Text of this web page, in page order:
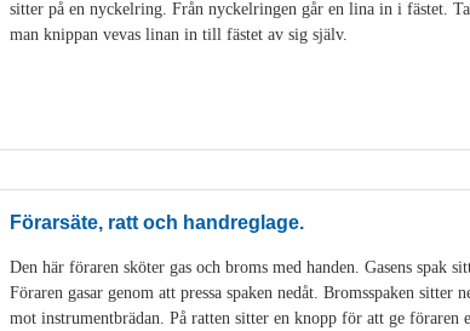
sitter på en nyckelring. Från nyckelringen går en lina in i fästet.
man knippan vevas linan in till fästet av sig själv.
Förarsäte, ratt och handreglage.
Den här föraren sköter gas och broms med handen. Gasens
Föraren gasar genom att pressa spaken nedåt. Bromsspaken
mot instrumentbrädan. På ratten sitter en knopp för att ge